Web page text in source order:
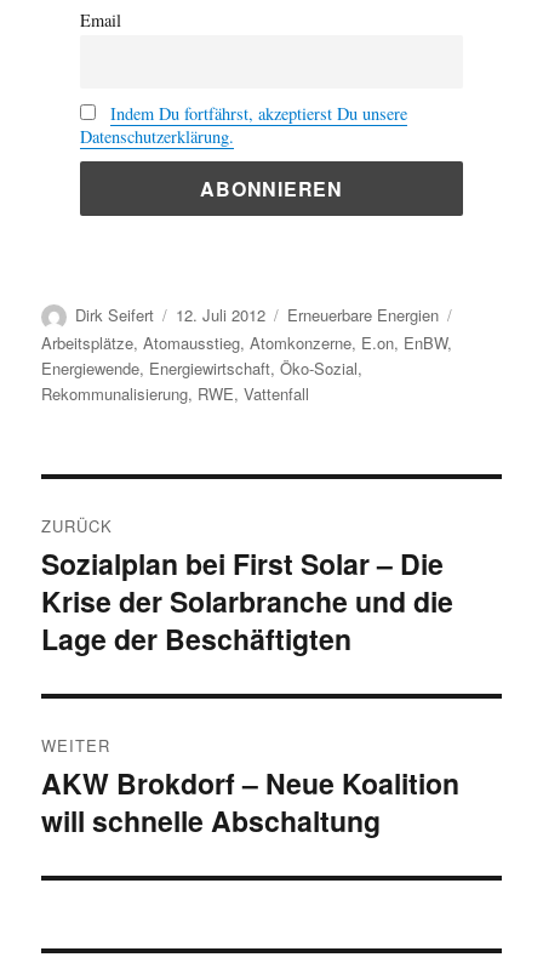
Email
Indem Du fortfährst, akzeptierst Du unsere
Datenschutzerklärung.
Autor
Dirk Seifert
Veröffentlicht
am
12. Juli 2012 Kategorien
Erneuerbare Energien
Arbeitsplätze,Atomausstieg,Atomkonzerne, E.on, EnBW,
Energiewende, Energiewirtschaft,Öko-Sozial,
Rekommunalisierung, RWE,Vattenfall
ZURÜCK
Vorheriger
Beitrag:
Sozialplan bei First Solar – Die
Krise der Solarbranche und die
Lage der Beschäftigten
WEITER
Nächster
Beitrag:
AKW Brokdorf – Neue Koalition
will schnelle Abschaltung